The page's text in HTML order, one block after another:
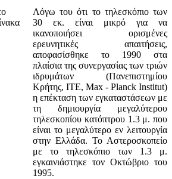
Λόγω του ότι το τηλεσκόπιο των
30 εκ. είναι μικρό για να
ικανοποιήσει ορισμένες
ερευνητικές απαιτήσεις,
αποφασίσθηκε το 1990 στα
πλαίσια της συνεργασίας των τριών
ιδρυμάτων (Πανεπιστημίου
Κρήτης, ΙΤΕ, Max - Planck Institut)
η επέκταση των εγκαταστάσεων με
τη δημιουργία μεγαλύτερου
τηλεσκοπίου κατόπτρου 1.3 μ. που
είναι το μεγαλύτερο εν λειτουργία
στην Ελλάδα. Το Αστεροσκοπείο
με το τηλεσκόπιο των 1.3 μ.
εγκαινιάστηκε τον Οκτώβριο του
1995.